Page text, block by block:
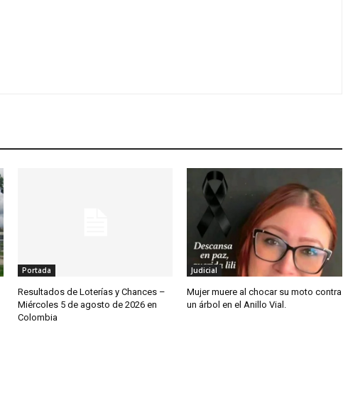
Portada
Resultados de Loterías y Chances –
Miércoles 5 de agosto de 2026 en
Colombia
Judicial
Mujer muere al chocar su moto contra
un árbol en el Anillo Vial.